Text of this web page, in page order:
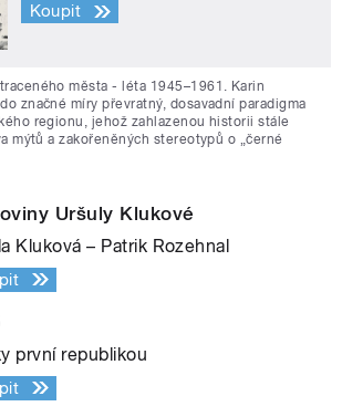
Koupit
města - léta 1945–1961. Karin
značné míry převratný, dosavadní paradigma
regionu, jehož zahlazenou historii stále
mýtů a zakořeněných stereotypů o „černé
Uršuly Klukové
Kluková – Patrik Rozehnal
první republikou